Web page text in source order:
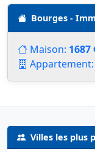
Bourges -
Maison: 1687
Appartement:
Villes les plus